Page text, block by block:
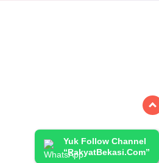
Yuk Follow Channel
“RakyatBekasi.Com”